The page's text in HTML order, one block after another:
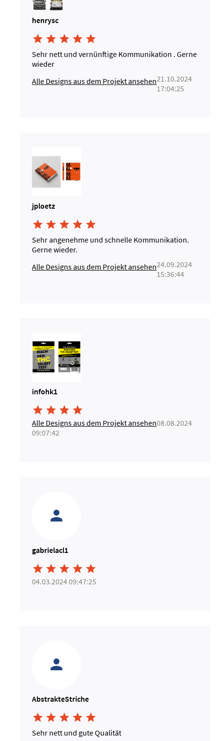
henrysc
    
Sehr nett und vernünftige Kommunikation . Gerne
wieder
Alle Designs aus dem Projekt ansehen21.10.2024
17:04:25
jploetz
    
Sehr angenehme und schnelle Kommunikation.
Gerne wieder.
Alle Designs aus dem Projekt ansehen24.09.2024
15:36:44
infohk1
   
Alle Designs aus dem Projekt ansehen08.08.2024
09:07:42
gabrielacl1
    
04.03.2024 09:47:25
AbstrakteStriche
    
Sehr nett und gute Qualität